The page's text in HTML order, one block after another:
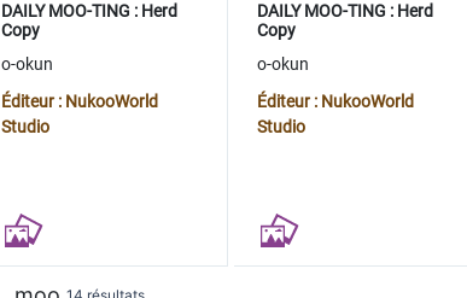
DAILY MOO-TING : Herd
Copy
o-okun
Éditeur : NukooWorld
Studio
DAILY MOO-TING : Herd
Copy
o-okun
Éditeur : NukooWorld
Studio